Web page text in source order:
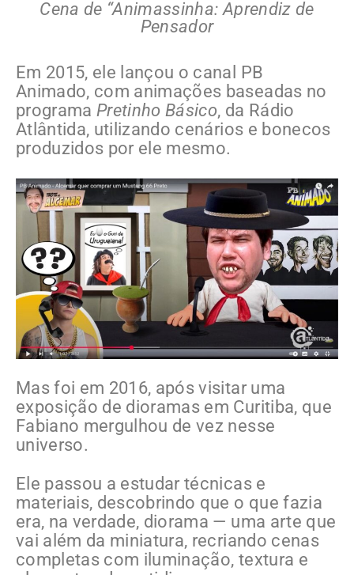
Cena de “Animassinha: Aprendiz de
Pensador
Em 2015, ele lançou o canal PB
Animado, com animações baseadas no
programaPretinho Básico, da Rádio
Atlântida, utilizando cenários e bonecos
produzidos por ele mesmo.
Mas foi em 2016, após visitar uma
exposição de dioramas em Curitiba, que
Fabiano mergulhou de vez nesse
universo.
Ele passou a estudar técnicas e
materiais, descobrindo que o que fazia
era, na verdade, diorama — uma arte que
vai além da miniatura, recriando cenas
completas com iluminação, textura e